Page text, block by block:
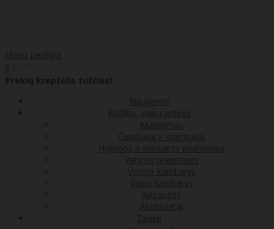
Mano paskyra
Prekių krepšelis tuščias!
Naujienos
Kūdikių, vaikų prekės
Maitinimas
Čiulptukai ir kramtukai
Higienos ir sveikatos priemonės
Valymo priemonės
Vonios kambarys
Vaiko kambarys
Apsaugos
Aksesuarai
Žaislai